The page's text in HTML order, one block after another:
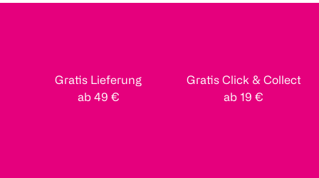
Gratis Lieferung
ab 49 €
Gratis Click & Collect
ab 19 €